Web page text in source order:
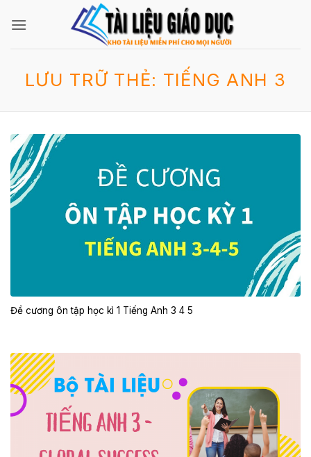
qua
LƯU TRỮ THẺ: TIẾNG ANH 3
Đề cương ôn tập học kì 1 Tiếng Anh 3 4 5